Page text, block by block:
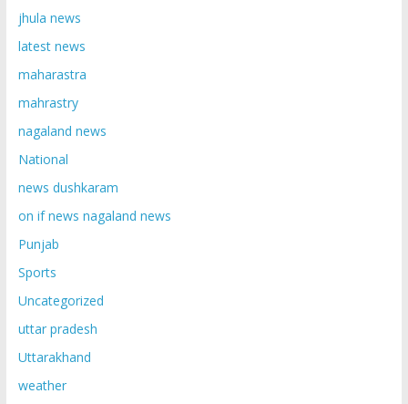
jhula news
latest news
maharastra
mahrastry
nagaland news
National
news dushkaram
on if news nagaland news
Punjab
Sports
Uncategorized
uttar pradesh
Uttarakhand
weather